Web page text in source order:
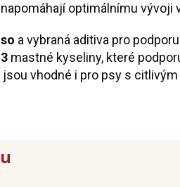
optimálnímu vývoji
a vybraná aditiva pro
mastné kyseliny, které
vhodné i pro psy s